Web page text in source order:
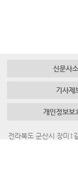
신문사
기사제
개인정보보
전라북도 군산시 장미1